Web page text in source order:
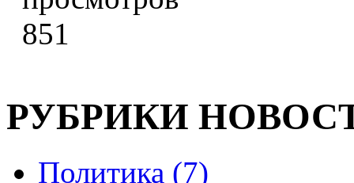
851
РУБРИКИ
Политика (7)